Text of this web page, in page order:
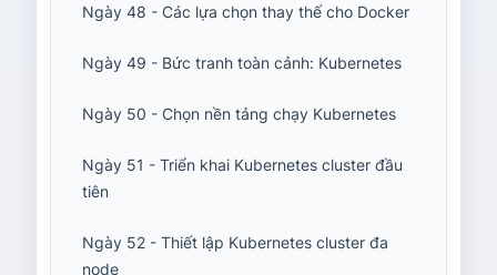
Ngày 48 - Các lựa chọn thay thế cho Docker
Ngày 49 - Bức tranh toàn cảnh: Kubernetes
Ngày 50 - Chọn nền tảng chạy Kubernetes
Ngày 51 - Triển khai Kubernetes cluster đầu
tiên
Ngày 52 - Thiết lập Kubernetes cluster đa
node